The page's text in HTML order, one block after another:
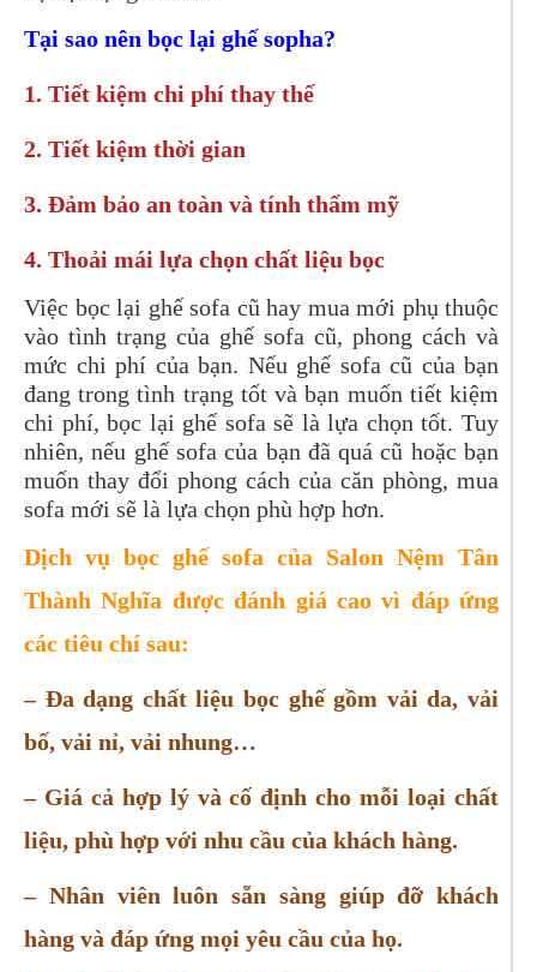
Tại sao nên bọc lại ghế sopha?
1. Tiết kiệm chi phí thay thế
2. Tiết kiệm thời gian
3. Đảm bảo an toàn và tính thẩm mỹ
4. Thoải mái lựa chọn chất liệu bọc
Việc bọc lại ghế sofa cũ hay mua mới phụ thuộc
vào tình trạng của ghế sofa cũ, phong cách và
mức chi phí của bạn. Nếu ghế sofa cũ của bạn
đang trong tình trạng tốt và bạn muốn tiết kiệm
chi phí, bọc lại ghế sofa sẽ là lựa chọn tốt. Tuy
nhiên, nếu ghế sofa của bạn đã quá cũ hoặc bạn
muốn thay đổi phong cách của căn phòng, mua
sofa mới sẽ là lựa chọn phù hợp hơn.
Dịch vụ bọc ghế sofa của Salon Nệm Tân
Thành Nghĩa được đánh giá cao vì đáp ứng
các tiêu chí sau:
– Đa dạng chất liệu bọc ghế gồm vải da, vải
bố, vải nỉ, vải nhung…
– Giá cả hợp lý và cố định cho mỗi loại chất
liệu, phù hợp với nhu cầu của khách hàng.
– Nhân viên luôn sẵn sàng giúp đỡ khách
hàng và đáp ứng mọi yêu cầu của họ.